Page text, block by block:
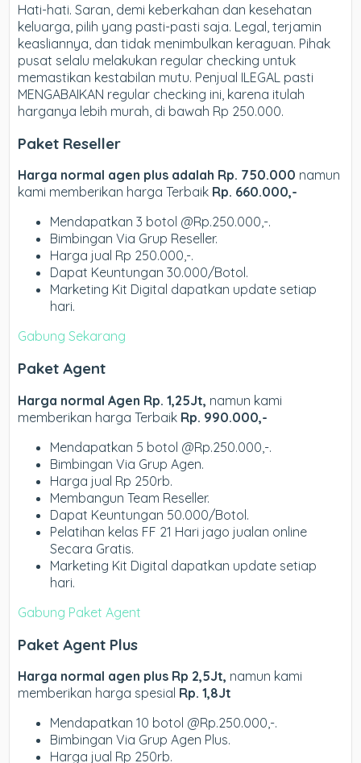
Hati-hati. Saran, demi keberkahan dan kesehatan
keluarga, pilih yang pasti-pasti saja. Legal, terjamin
keasliannya, dan tidak menimbulkan keraguan. Pihak
pusat selalu melakukan regular checking untuk
memastikan kestabilan mutu. Penjual ILEGAL pasti
MENGABAIKAN regular checking ini, karena itulah
harganya lebih murah, di bawah Rp 250.000.
Paket Reseller
Harga normal agen plus adalah Rp. 750.000 namun
kami memberikan harga Terbaik Rp. 660.000,-
Mendapatkan 3 botol @Rp.250.000,-.
Bimbingan Via Grup Reseller.
Harga jual Rp 250.000,-.
Dapat Keuntungan 30.000/Botol.
Marketing Kit Digital dapatkan update setiap
hari.
Gabung Sekarang
Paket Agent
Harga normal Agen Rp. 1,25Jt, namun kami
memberikan harga Terbaik Rp. 990.000,-
Mendapatkan 5 botol @Rp.250.000,-.
Bimbingan Via Grup Agen.
Harga jual Rp 250rb.
Membangun Team Reseller.
Dapat Keuntungan 50.000/Botol.
Pelatihan kelas FF 21 Hari jago jualan online
Secara Gratis.
Marketing Kit Digital dapatkan update setiap
hari.
Gabung Paket Agent
Paket Agent Plus
Harga normal agen plus Rp 2,5Jt, namun kami
memberikan harga spesial Rp. 1,8Jt
Mendapatkan 10 botol @Rp.250.000,-.
Bimbingan Via Grup Agen Plus.
Harga jual Rp 250rb.